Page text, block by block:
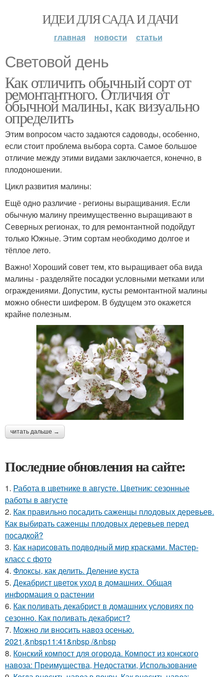
ИДЕИ ДЛЯ САДА И ДАЧИ
главная новости статьи
Световой день
Как отличить обычный сорт от
ремонтантного. Отличия от
обычной малины, как визуально
определить
Этим вопросом часто задаются садоводы, особенно,
если стоит проблема выбора сорта. Самое большое
отличие между этими видами заключается, конечно, в
плодоношении.
Цикл развития малины:
Ещё одно различие - регионы выращивания. Если
обычную малину преимущественно выращивают в
Северных регионах, то для ремонтантной подойдут
только Южные. Этим сортам необходимо долгое и
тёплое лето.
Важно! Хороший совет тем, кто выращивает оба вида
малины - разделяйте посадки условными метками или
ограждениями. Допустим, кусты ремонтантной малины
можно обнести шифером. В будущем это окажется
крайне полезным.
читать дальше →
Последние обновления на сайте:
1. Работа в цветнике в августе. Цветник: сезонные
работы в августе
2. Как правильно посадить саженцы плодовых деревьев.
Как выбирать саженцы плодовых деревьев перед
посадкой?
3. Как нарисовать подводный мир красками. Мастер-
класс с фото
4. Флоксы, как делить. Деление куста
5. Декабрист цветок уход в домашних. Общая
информация о растении
6. Как поливать декабрист в домашних условиях по
сезонно. Как поливать декабрист?
7. Можно ли вносить навоз осенью.
2021,&nbsp11:41&nbsp /&nbsp
8. Конский компост для огорода. Компост из конского
навоза: Преимущества, Недостатки, Использование